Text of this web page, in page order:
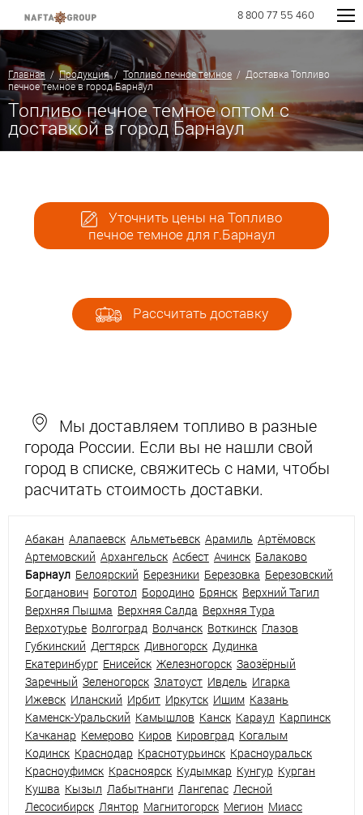
8 800 77 55 460
Главная /Продукция/ Топливо печное темное / Доставка Топливо
печное темное в город Барнаул
Топливо печное темное оптом с
доставкой в город Барнаул
Уточнить цены на Топливо
печное темное для г.Барнаул
Рассчитать доставку
Мы доставляем топливо в разные
города России. Если вы не нашли свой
город в списке, свяжитесь с нами, чтобы
расчитать стоимость доставки.
Абакан Алапаевск Альметьевск Арамиль Артёмовск
Артемовский Архангельск Асбест Ачинск Балаково
Барнаул Белоярский Березники Березовка Березовский
Богданович Боготол Бородино Брянск Верхний Тагил
Верхняя Пышма Верхняя Салда Верхняя Тура
Верхотурье Волгоград Волчанск Воткинск Глазов
Губкинский Дегтярск Дивногорск Дудинка
Екатеринбург Енисейск Железногорск Заозёрный
Заречный Зеленогорск Златоуст Ивдель Игарка
Ижевск Иланский Ирбит Иркутск Ишим Казань
Каменск-Уральский Камышлов Канск Караул Карпинск
Качканар Кемерово Киров Кировград Когалым
Кодинск Краснодар Краснотурьинск Красноуральск
Красноуфимск Красноярск Кудымкар Кунгур Курган
Кушва Кызыл Лабытнанги Лангепас Лесной
Лесосибирск Лянтор Магнитогорск Мегион Миасс